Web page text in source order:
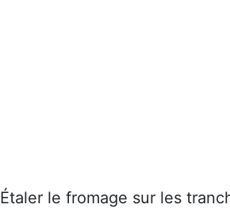
Étaler le fromage sur les